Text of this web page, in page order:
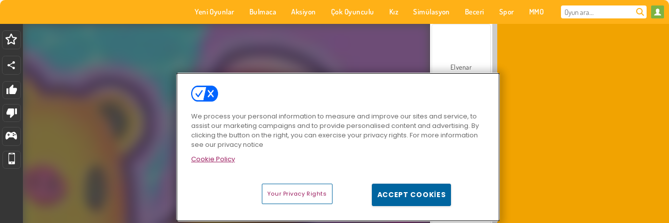
Yeni Oyunlar Bulmaca Aksiyon Çok Oyunculu Kız Simülasyon Beceri Spor MMO
Elvenar
We process your personal information to measure and improve our sites and service, to
assist our marketing campaigns and to provide personalised content and advertising. By
clicking the button on the right, you can exercise your privacy rights. For more information
see our privacy notice
Cookie Policy
Your Privacy Rights ACCEPT COOKIES